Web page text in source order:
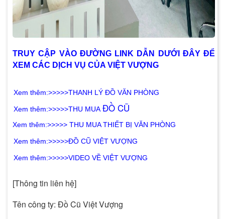
TRUY CẬP VÀO ĐƯỜNG LINK DẪN DƯỚI ĐÂY ĐỂ
XEM CÁC DỊCH VỤ CỦA VIỆT VƯỢNG
Xem thêm:>>>>>THANH LÝ ĐỒ VĂN PHÒNG
Xem thêm:>>>>>THU MUA ĐỒ CŨ
Xem thêm:>>>>> THU MUA THIẾT BỊ VĂN PHÒNG
Xem thêm:>>>>>ĐỒ CŨ VIỆT VƯỢNG
Xem thêm:>>>>>VIDEO VỀ VIỆT VƯỢNG
[Thông tin liên hệ]
Tên công ty: Đồ Cũ Việt Vượng